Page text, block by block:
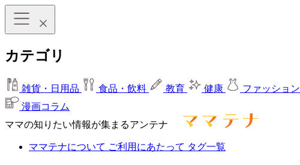
カテゴリ
雑貨・日用品 食品・飲料 教育 健康 ファッション
漫画コラム
ママの知りたい情報が集まるアンテナ
ママテナについて ご利用にあたって タグ一覧